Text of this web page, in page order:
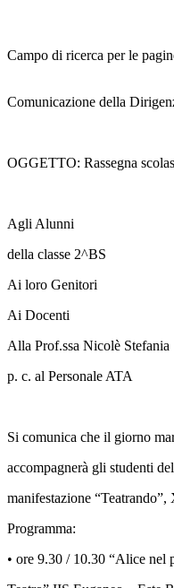
Campo di ricerca per le
Comunicazione della
OGGETTO: Rassegna
Agli Alunni
della classe 2^BS
Ai loro Genitori
Ai Docenti
Alla Prof.ssa Nicolè Stefania
p. c. al Personale ATA
Si comunica che il giorno
accompagnerà gli studenti
manifestazione
Programma:
• ore 9.30 / 10.30 “Alice nel